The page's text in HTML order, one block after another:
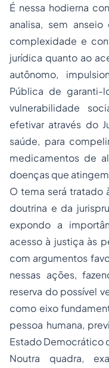
É nessa hodierna
analisa, sem
complexidade e
jurídica quanto ao
autônomo,
Pública de garanti-
vulnerabilidade
efetivar através do
saúde, para
medicamentos de
doenças que
O tema será tratado
doutrina e da
expondo a
acesso à justiça às
com argumentos
nessas ações,
reserva do possível
como eixo
pessoa humana,
Estado Democrático
Noutra quadra,